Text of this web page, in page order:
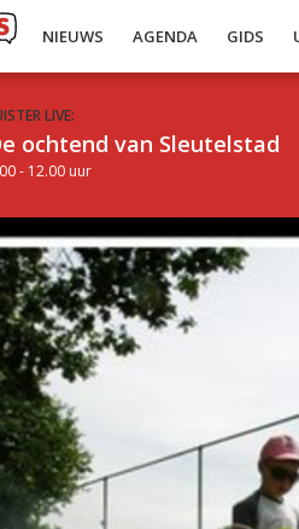
NIEUWS AGENDA GIDS
LIVE:
ochtend van Sleutelstad
- 12.00 uur